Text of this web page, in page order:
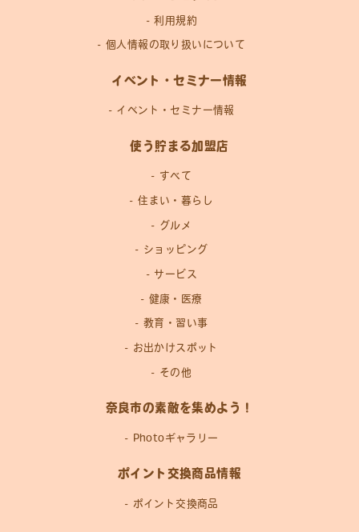
利用規約
個人情報の取り扱いについて
イベント・セミナー情報
イベント・セミナー情報
使う貯まる加盟店
すべて
住まい・暮らし
グルメ
ショッピング
サービス
健康・医療
教育・習い事
お出かけスポット
その他
奈良市の素敵を集めよう！
Photoギャラリー
ポイント交換商品情報
ポイント交換商品